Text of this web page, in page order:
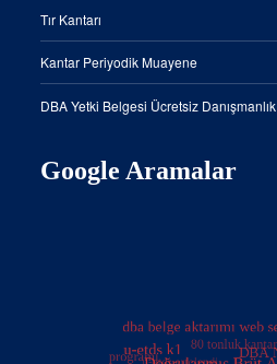
Tır Kantarı
Kantar Periyodik Muayene
DBA Yetki Belgesi Ücretsiz Danışmanlık
Google Aramalar